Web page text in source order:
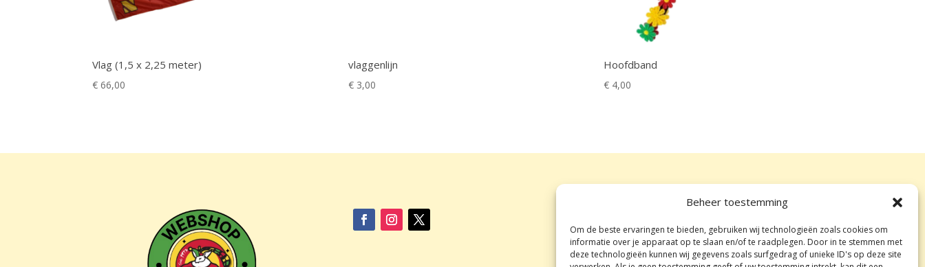
Beheer toestemming
Om de beste ervaringen te bieden, gebruiken wij technologieën zoals cookies om
informatie over je apparaat op te slaan en/of te raadplegen. Door in te stemmen met
deze technologieën kunnen wij gegevens zoals surfgedrag of unieke ID's op deze site
Vlag (1,5 x 2,25 meter)
€ 66,00
vlaggenlijn
€3,00
Hoofdband
€ 4,00
Privacy beleid
Ruilen en retourneren